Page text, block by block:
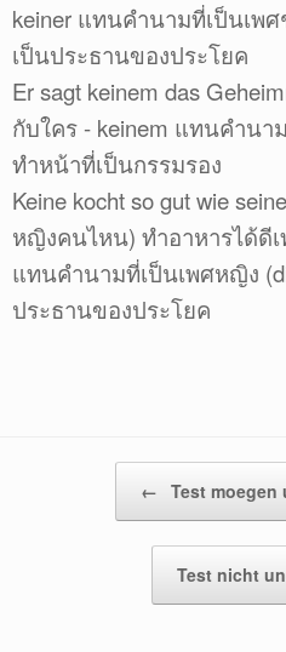
keiner แทนคำนามที่เป็นเพ
เป็นประธานของประโยค
Er sagt keinem das
กับใคร - keinem แทนคำนา
ทำหน้าที่เป็นกรรมรอง
Keine kocht so gut wie
หญิงคนไหน) ทำอาหารได้ดีเ
แทนคำนามที่เป็นเพศหญิง
ประธานของประโยค
← Test moegen
Test nicht